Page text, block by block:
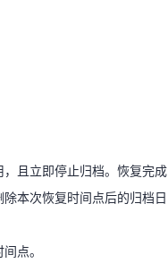
且立即停止归档。恢复完成
本次恢复时间点后的归档日
且立即停止归档。恢复完成
本次恢复时间点后的归档日
点。